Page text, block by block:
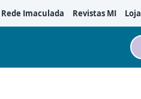
Rede Imaculada Revistas MI Loja